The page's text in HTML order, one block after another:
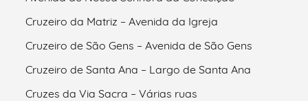
Cruzeiro da Matriz – Avenida da Igreja
Cruzeiro de São Gens – Avenida de São Gens
Cruzeiro de Santa Ana – Largo de Santa Ana
Cruzes da Via Sacra – Várias ruas